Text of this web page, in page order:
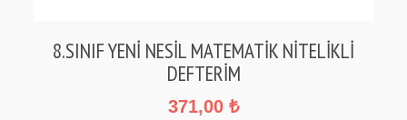
8.SINIF YENİ NESİL MATEMATİK NİTELİKLİ
DEFTERİM
371,00 ₺